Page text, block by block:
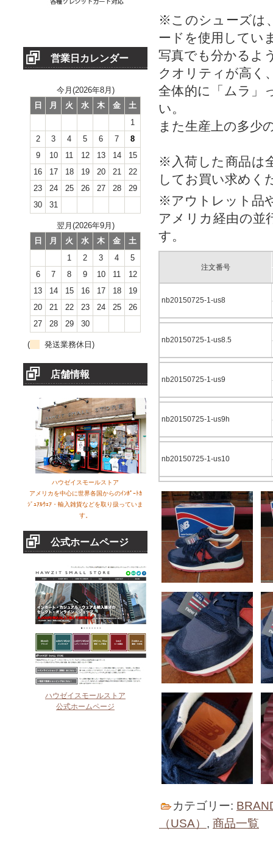
営業日カレンダー
今月(2026年8月)
日
月 火 水 木 金
土
1
2
3 4 5 6 7
8
9
10 11 12 13 14
15
16
17 18 19 20 21
22
23
24 25 26 27 28
29
30
31
翌月(2026年9月)
日
月 火 水 木 金
土
1
2 3 4
5
6
7 8 9 10 11
12
13
14 15 16 17 18
19
20
21 22 23 24 25
26
27
28 29 30
( 発送業務休日)
店舗情報
ハウゼイスモールストア
アメリカを中心に世界各国からのｲﾝﾎﾟｰﾄｶ
ｼﾞｭｱﾙｳｪｱ・輸入雑貨などを取り扱っていま
す。
公式ホームページ
ハウゼイスモールストア
公式ホームページ
※このシューズは
ードを使用してい
写真でも分かるよ
クオリティが高く
全体的に「ムラ」
い。
また生産上の多少
※入荷した商品は
してお買い求めく
※アウトレット品
アメリカ経由の並
す。
注文番号
nb20150725-1-us8
nb20150725-1-us8.5
nb20150725-1-us9
nb20150725-1-us9h
nb20150725-1-us10
カテゴリー:
（USA） , 商品一覧